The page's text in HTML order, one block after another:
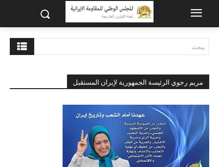
يبحث
مريم رجوي الرئيسة الجمهورية لإيران المستقبل